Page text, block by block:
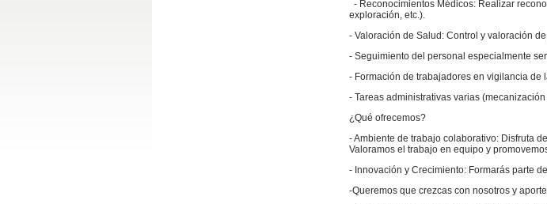
- Reconocimientos Médicos: Realizar
exploración, etc.).
- Valoración de Salud: Control y valoración
- Seguimiento del personal especialmente
- Formación de trabajadores en vigilancia de
- Tareas administrativas varias
¿Qué ofrecemos?
- Ambiente de trabajo colaborativo: Disfruta
Valoramos el trabajo en equipo y
- Innovación y Crecimiento: Formarás parte
-Queremos que crezcas con nosotros y